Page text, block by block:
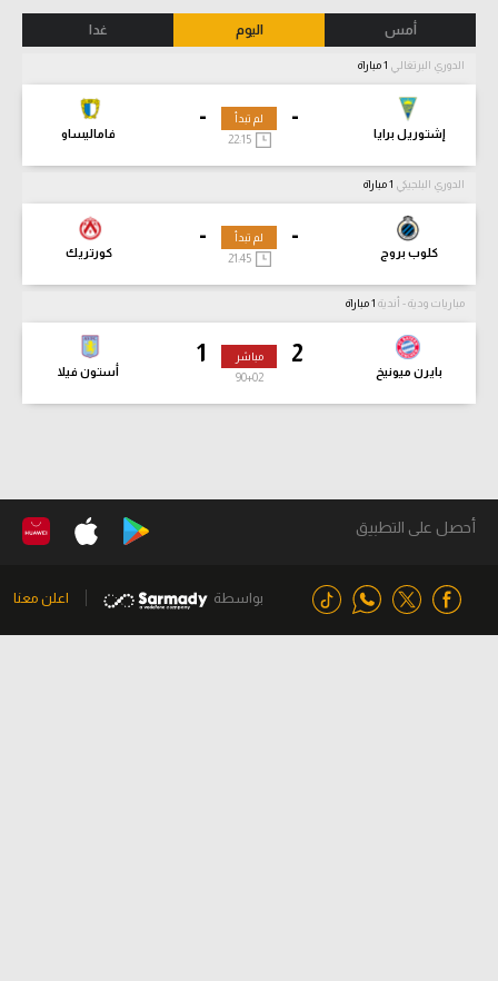
أمس اليوم غدا
الدوري البرتغالي
-
إشتوريل برايا
-
فاماليساو
لم تبدأ
22:15
الدوري البلجيكي
-
كلوب بروج
-
كورتريك
لم تبدأ
21:45
مباريات ودية - أندية
2
بايرن ميونيخ
1
أستون فيلا
مباشر
90+02
أحصل على التطبيق
بواسطة اعلن معنا